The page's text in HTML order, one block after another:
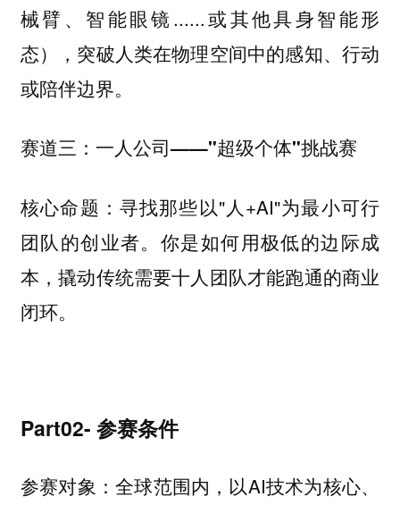
械臂、智能眼镜......或其他具身智能形
态），突破人类在物理空间中的感知、行动
或陪伴边界。
赛道三：一人公司——"超级个体"挑战赛
核心命题：寻找那些以"人+AI"为最小可行
团队的创业者。你是如何用极低的边际成
本，撬动传统需要十人团队才能跑通的商业
闭环。
Part02- 参赛条件
参赛对象：全球范围内，以AI技术为核心、